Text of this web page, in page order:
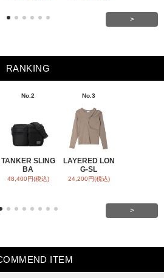
>
RANKING
No.2
TANKER SLING
BA
48,400円(税込)
No.3
LAYERED LON
G-SL
24,200円(税込)
>
ITEM